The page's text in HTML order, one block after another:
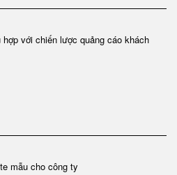
với chiến lược quảng cáo khách
mẫu cho công ty